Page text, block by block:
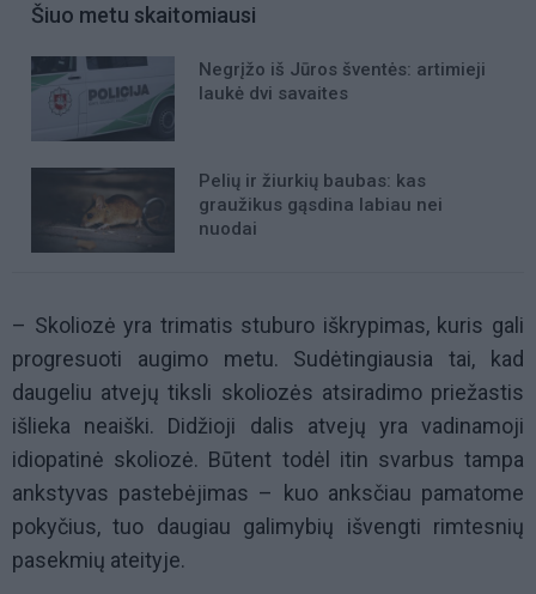
Šiuo metu skaitomiausi
Negrįžo iš Jūros šventės: artimieji
laukė dvi savaites
Pelių ir žiurkių baubas: kas
graužikus gąsdina labiau nei
nuodai
– Skoliozė yra trimatis stuburo iškrypimas, kuris gali
progresuoti augimo metu. Sudėtingiausia tai, kad
daugeliu atvejų tiksli skoliozės atsiradimo priežastis
išlieka neaiški. Didžioji dalis atvejų yra vadinamoji
idiopatinė skoliozė. Būtent todėl itin svarbus tampa
ankstyvas pastebėjimas – kuo anksčiau pamatome
pokyčius, tuo daugiau galimybių išvengti rimtesnių
pasekmių ateityje.